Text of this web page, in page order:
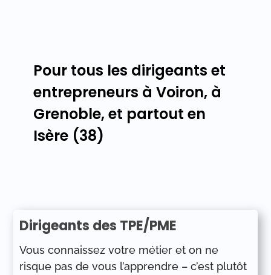
Pour tous les dirigeants et
entrepreneurs à Voiron, à
Grenoble, et partout en
Isère (38)
Dirigeants des TPE/PME
Vous connaissez votre métier et on ne
risque pas de vous l’apprendre – c’est plutôt